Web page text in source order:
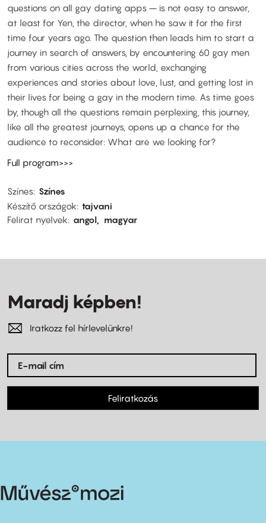
questions on all gay dating apps – is not easy to answer,
at least for Yen, the director, when he saw it for the first
time four years ago. The question then leads him to start a
journey in search of answers, by encountering 60 gay men
from various cities across the world, exchanging
experiences and stories about love, lust, and getting lost in
their lives for being a gay in the modern time. As time goes
by, though all the questions remain perplexing, this journey,
like all the greatest journeys, opens up a chance for the
audience to reconsider: What are we looking for?
Full program>>>
Színes Színes
Készítő országok tajvani
Felirat nyelvek
angol magyar
Maradj képben!
Iratkozz fel hírlevelünkre!
Feliratkozás